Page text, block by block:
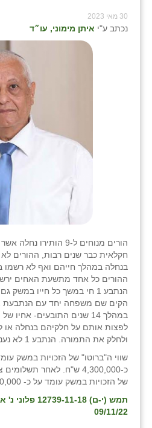
30 מאי 2023
נכתב ע"י איתן מימוני, עו״ד
הורים מנוחים ל-9
חקלאית כבר שנים רבות, ההורים לא
בנחלה במהלך חייהם ואף לא רשמו
ההורים כל אחד מתשעת האחים ירש
הנתבע 1 חי במשך כל חייו
במהלך 14 שנים התובעים-
לפצות אותם על חלקיהם בנחלה או
ולחלק את התמורה. הנתבע 1 לא נענע לדרישותיהם.
שווי ה"ברוטו" של הזכויות במשק
כ-4,300,000 ש"ח. לאחר
של הזכויות במשק עומד על כ- 1,870,000.
תמש (י-ם) 12739-
09/11/22